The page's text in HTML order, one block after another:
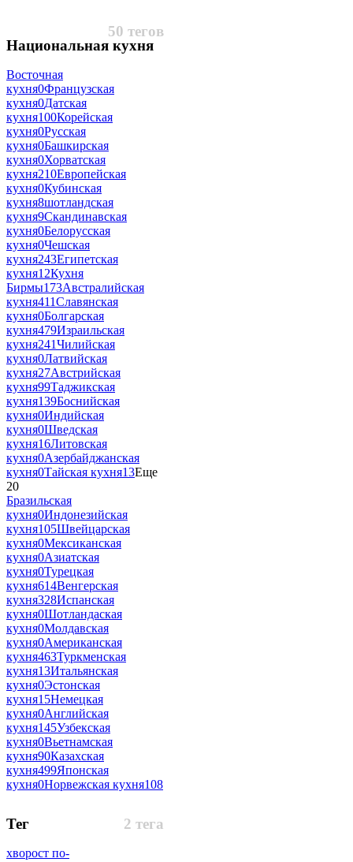
50 тегов
Национальная кухня
Восточная
кухня0Французская
кухня0Датская
кухня100Корейская
кухня0Русская
кухня0Башкирская
кухня0Хорватская
кухня210Европейская
кухня0Кубинская
кухня8шотландская
кухня9Скандинавская
кухня0Белорусская
кухня0Чешская
кухня243Египетская
кухня12Кухня
Бирмы173Австралийская
кухня411Славянская
кухня0Болгарская
кухня479Израильская
кухня241Чилийская
кухня0Латвийская
кухня27Австрийская
кухня99Таджикская
кухня139Боснийская
кухня0Индийская
кухня0Шведская
кухня16Литовская
кухня0Азербайджанская
кухня0Тайская кухня13Еще
20
Бразильская
кухня0Индонезийская
кухня105Швейцарская
кухня0Мексиканская
кухня0Азиатская
кухня0Турецкая
кухня614Венгерская
кухня328Испанская
кухня0Шотландаская
кухня0Молдавская
кухня0Американская
кухня463Туркменская
кухня13Итальянская
кухня0Эстонская
кухня15Немецкая
кухня0Английская
кухня145Узбекская
кухня0Вьетнамская
кухня90Казахская
кухня499Японская
кухня0Норвежская кухня108
2 тега
Тег
хворост по-